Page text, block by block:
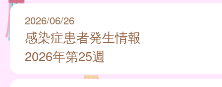
2026/06/26
感染症患者発生情報
2026年第25週